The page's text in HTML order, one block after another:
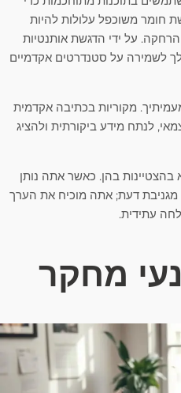
חומר משוכפל עלולות להיות
הרחקה. על ידי הדגשת אותנטיות
לשמירה על סטנדרטים אקדמיים
מקוריות בכתיבה אקדמית
לנתח מידע ביקורתית ולהציג
בהן. כאשר אתה נותן
מגניבת דעת; אתה מוכיח את הערך
עתידית.
מחקר